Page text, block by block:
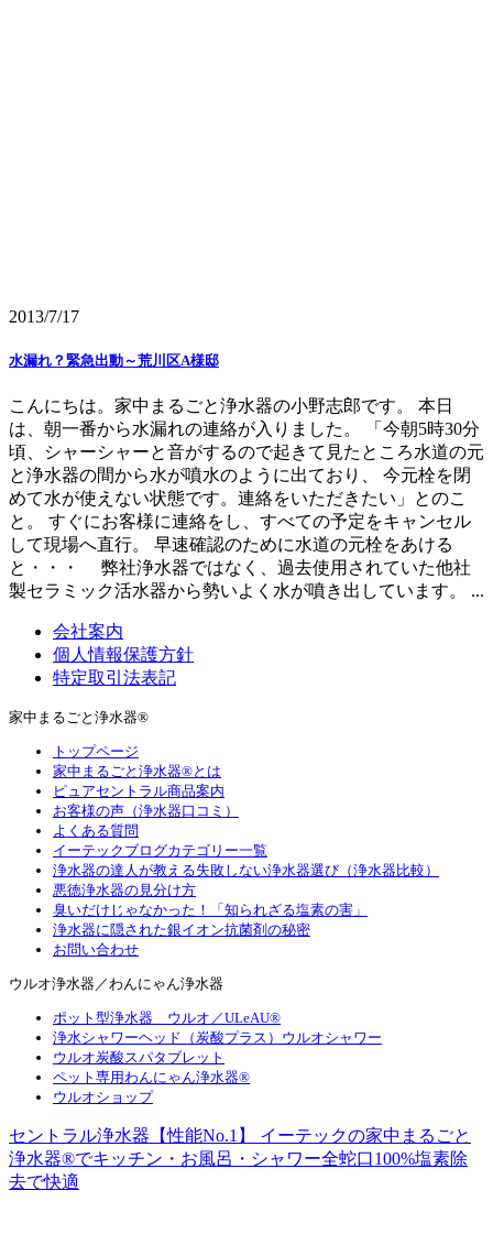
2013/7/17
水漏れ？緊急出動～荒川区A様邸
こんにちは。家中まるごと浄水器の小野志郎です。 本日
は、朝一番から水漏れの連絡が入りました。 「今朝5時30分
頃、シャーシャーと音がするので起きて見たところ水道の元
と浄水器の間から水が噴水のように出ており、 今元栓を閉
めて水が使えない状態です。連絡をいただきたい」とのこ
と。 すぐにお客様に連絡をし、すべての予定をキャンセル
して現場へ直行。 早速確認のために水道の元栓をあける
と・・・ 弊社浄水器ではなく、過去使用されていた他社
製セラミック活水器から勢いよく水が噴き出しています。 ...
会社案内
個人情報保護方針
特定取引法表記
家中まるごと浄水器®
トップページ
家中まるごと浄水器®とは
ピュアセントラル商品案内
お客様の声（浄水器口コミ）
よくある質問
イーテックブログカテゴリー一覧
浄水器の達人が教える失敗しない浄水器選び（浄水器比較）
悪徳浄水器の見分け方
臭いだけじゃなかった！「知られざる塩素の害」
浄水器に隠された銀イオン抗菌剤の秘密
お問い合わせ
ウルオ浄水器／わんにゃん浄水器
ポット型浄水器 ウルオ／ULeAU®
浄水シャワーヘッド（炭酸プラス）ウルオシャワー
ウルオ炭酸スパタブレット
ペット専用わんにゃん浄水器®
ウルオショップ
セントラル浄水器【性能No.1】 イーテックの家中まるごと
浄水器®でキッチン・お風呂・シャワー全蛇口100%塩素除
去で快適